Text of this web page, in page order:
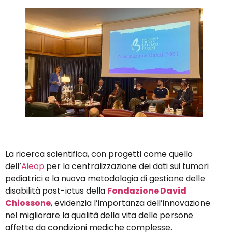
La ricerca scientifica, con progetti come quello
dell’Aieop per la centralizzazione dei dati sui tumori
pediatrici e la nuova metodologia di gestione delle
disabilità post-ictus della Fondazione David
Chiossone, evidenzia l’importanza dell’innovazione
nel migliorare la qualità della vita delle persone
affette da condizioni mediche complesse.